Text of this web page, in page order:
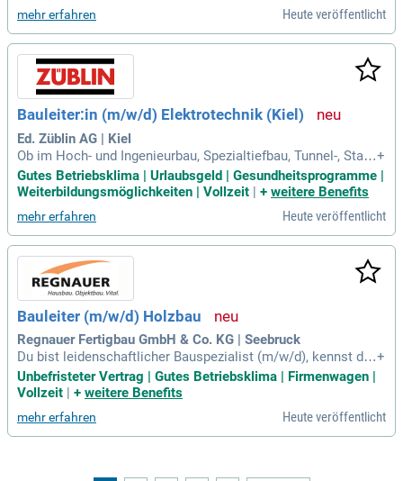
mehr erfahren Heute veröffentlicht
Bauleiter:in (m/w/d) Elektrotechnik (Kiel)
Ed. Züblin AG | Kiel
Ob im Hoch- und Ingenieurbau, Spezialtiefbau, Tunnel-, Stahl
- und Holzbau, in der Bauwerkserhaltung oder Baulogistik –
wir denken Bauen weiter, um der innovativste und nachhaltig
ste Bautechnologiekonzern Europas zu werden.
+
Gutes Betriebsklima | Urlaubsgeld | Gesundheitsprogramme |
Weiterbildungsmöglichkeiten | Vollzeit | + weitere Benefits
mehr erfahren Heute veröffentlicht
Bauleiter (m/w/d) Holzbau
Regnauer Fertigbau GmbH & Co. KG | Seebruck
Du bist leidenschaftlicher Bauspezialist (m/w/d), kennst de
n Bau von der Pike auf und bringst dadurch hohe fachliche K
ompetenz mit.
+
Unbefristeter Vertrag | Gutes Betriebsklima | Firmenwagen |
Vollzeit | + weitere Benefits
mehr erfahren Heute veröffentlicht